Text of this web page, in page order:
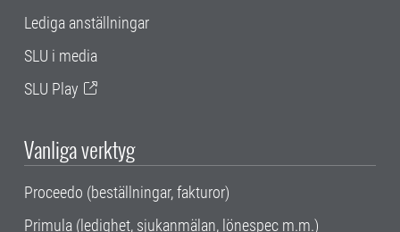
Lediga anställningar
SLU i media
SLU Play
Vanliga verktyg
Proceedo (beställningar, fakturor)
Primula (ledighet, sjukanmälan, lönespec m.m.)